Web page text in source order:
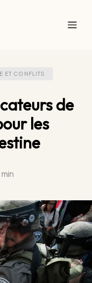
ET CONFLITS
de
les